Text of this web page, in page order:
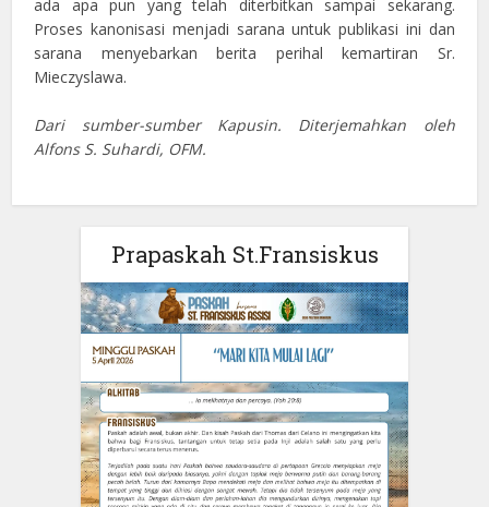
ada apa pun yang telah diterbitkan sampai sekarang.
Proses kanonisasi menjadi sarana untuk publikasi ini dan
sarana menyebarkan berita perihal kemartiran Sr.
Mieczyslawa.
Dari sumber-sumber Kapusin. Diterjemahkan oleh
Alfons S. Suhardi, OFM.
Prapaskah St.Fransiskus